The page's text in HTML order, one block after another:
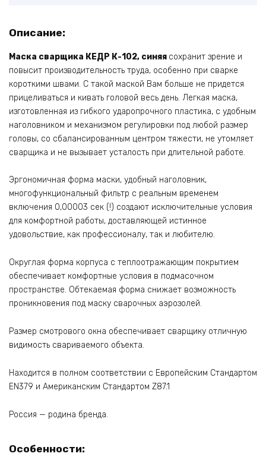
Описание:
Маска сварщика КЕДР К-102, синяя сохранит зрение и
повысит производительность труда, особенно при сварке
короткими швами. С такой маской Вам больше не придется
прицеливаться и кивать головой весь день. Легкая маска,
изготовленная из гибкого ударопрочного пластика, с удобным
наголовником и механизмом регулировки под любой размер
головы, со сбалансированным центром тяжести, не утомляет
сварщика и не вызывает усталость при длительной работе.
Эргономичная форма маски, удобный наголовник,
многофункциональный фильтр с реальным временем
включения 0,00003 сек (!) создают исключительные условия
для комфортной работы, доставляющей истинное
удовольствие, как профессионалу, так и любителю.
Округлая форма корпуса с теплоотражающим покрытием
обеспечивает комфортные условия в подмасочном
пространстве. Обтекаемая форма снижает возможность
проникновения под маску сварочных аэрозолей.
Размер смотрового окна обеспечивает сварщику отличную
видимость свариваемого объекта.
Находится в полном соответствии с Европейским Стандартом
EN379 и Американским Стандартом Z87.1
Россия — родина бренда.
Особенности: